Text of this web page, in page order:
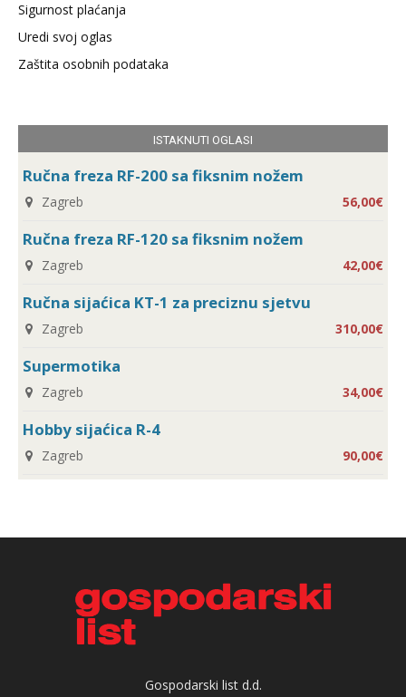
Sigurnost plaćanja
Uredi svoj oglas
Zaštita osobnih podataka
ISTAKNUTI OGLASI
Ručna freza RF-200 sa fiksnim nožem
Zagreb 56,00€
Ručna freza RF-120 sa fiksnim nožem
Zagreb 42,00€
Ručna sijaćica KT-1 za preciznu sjetvu
Zagreb 310,00€
Supermotika
Zagreb 34,00€
Hobby sijaćica R-4
Zagreb 90,00€
Gospodarski list d.d.